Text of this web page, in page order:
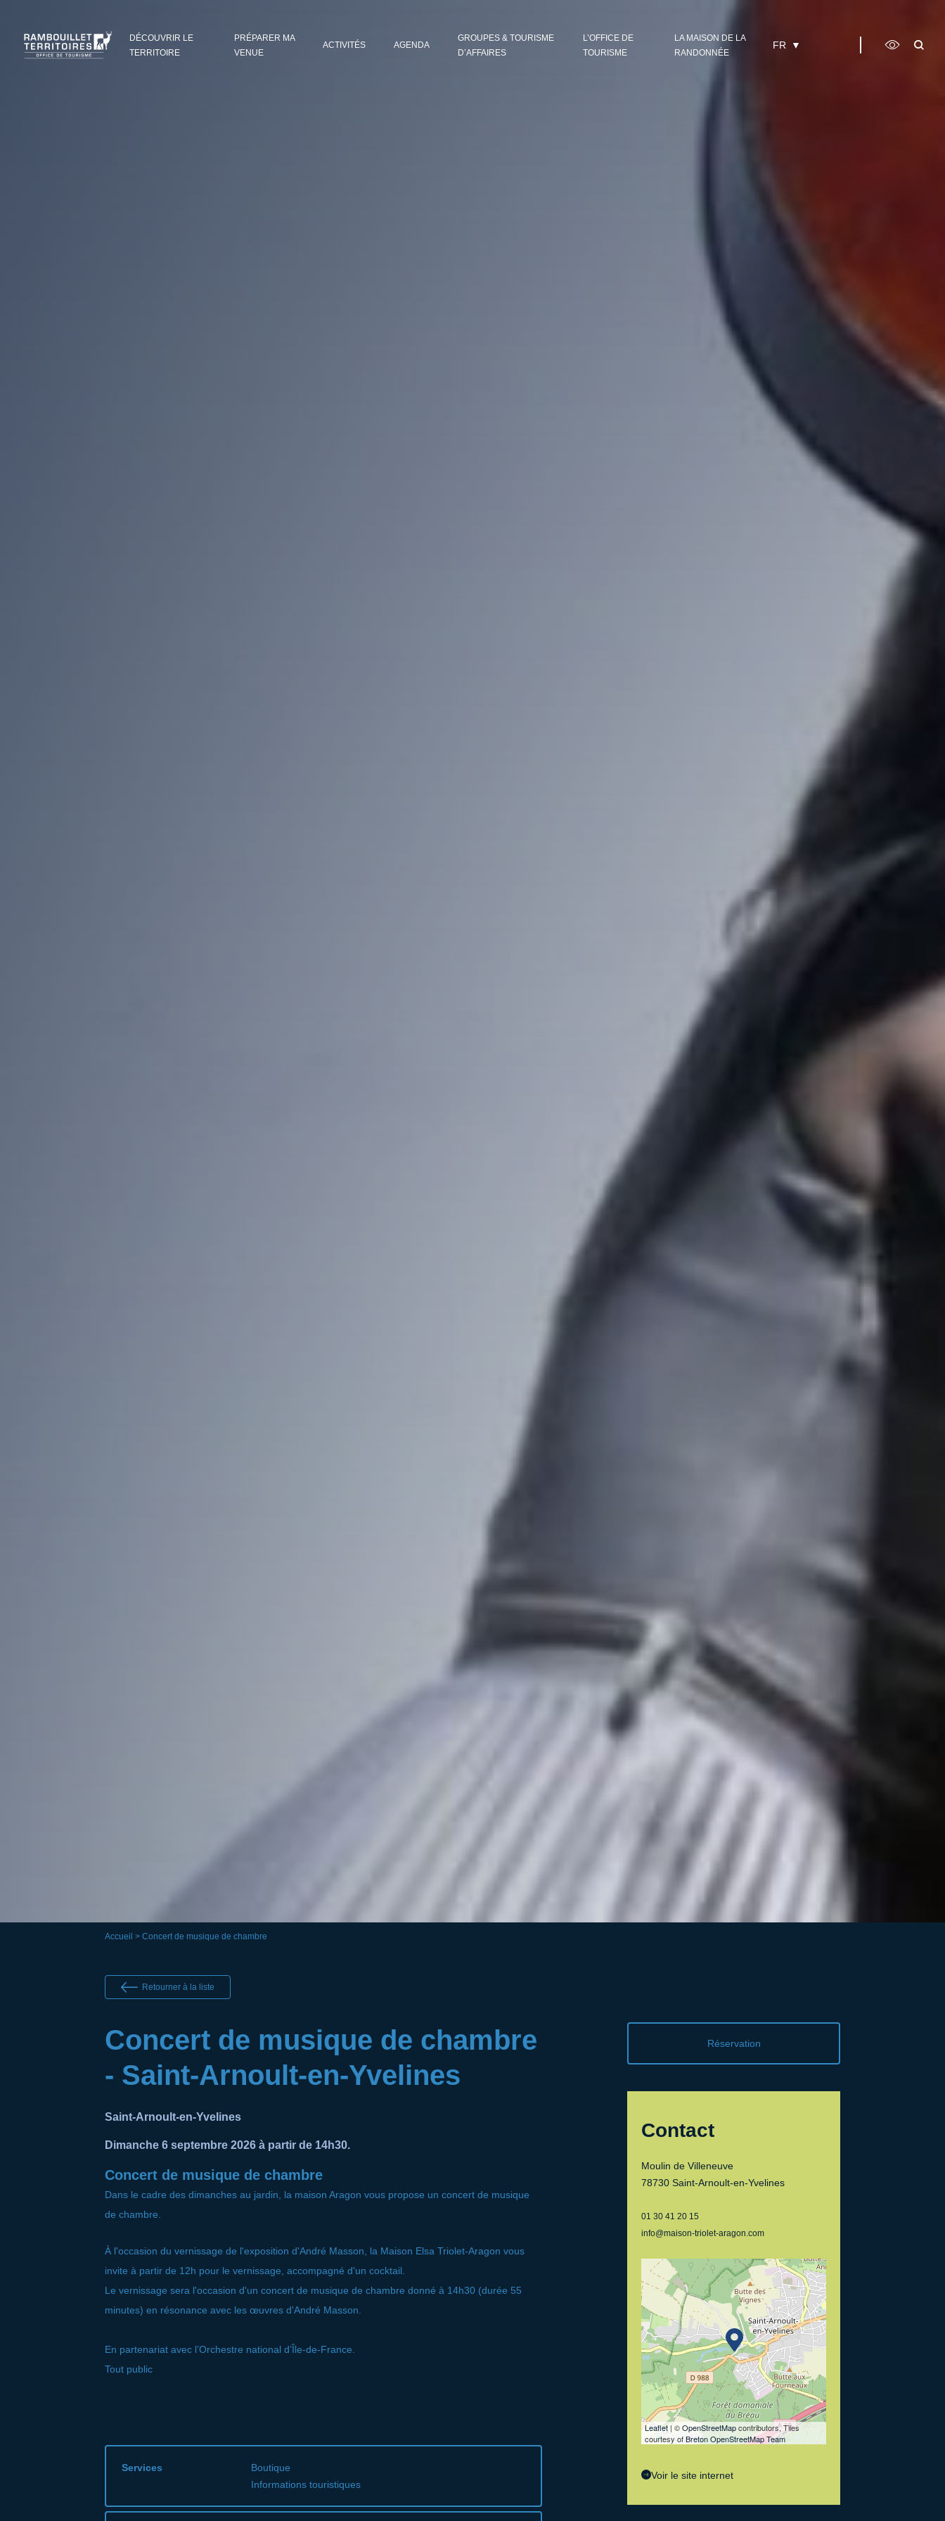
DÉCOUVRIR LE
TERRITOIRE
PRÉPARER MA
VENUE
ACTIVITÉS AGENDA
GROUPES & TOURISME
D’AFFAIRES
L’OFFICE DE
TOURISME
LA MAISON DE LA
RANDONNÉE
FR
Accueil > Concert de musique de chambre
Retourner à la liste
Concert de musique de chambre
- Saint-Arnoult-en-Yvelines
Saint-Arnoult-en-Yvelines
Dimanche 6 septembre 2026 à partir de 14h30.
Concert de musique de chambre
Dans le cadre des dimanches au jardin, la maison Aragon vous propose un concert de musique
de chambre.
À l'occasion du vernissage de l'exposition d'André Masson, la Maison Elsa Triolet-Aragon vous
invite à partir de 12h pour le vernissage, accompagné d'un cocktail.
Le vernissage sera l'occasion d'un concert de musique de chambre donné à 14h30 (durée 55
minutes) en résonance avec les œuvres d'André Masson.
​​​En partenariat avec l’Orchestre national d’Île-de-France.
Tout public
Services
Boutique
Informations touristiques
Réservation
Contact
Moulin de Villeneuve
78730 Saint-Arnoult-en-Yvelines
01 30 41 20 15
info@maison-triolet-aragon.com
Leaflet| ©OpenStreetMapcontributors, Tiles
courtesy ofBreton OpenStreetMap Team
Voir le site internet